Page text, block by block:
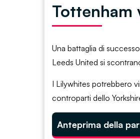
Una battaglia di
Leeds United si
I Lilywhites potrebbero
controparti dello
Anteprima della